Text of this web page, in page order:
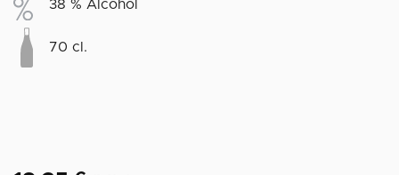
38 % Alcohol
70 cl.